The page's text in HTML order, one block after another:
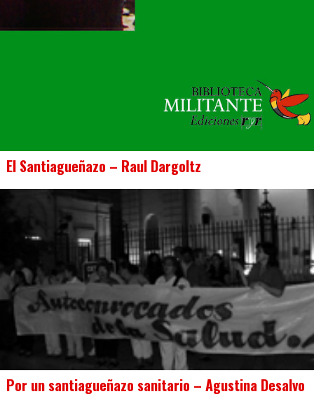
El Santiagueñazo – Raul Dargoltz
Por un santiagueñazo sanitario – Agustina Desalvo